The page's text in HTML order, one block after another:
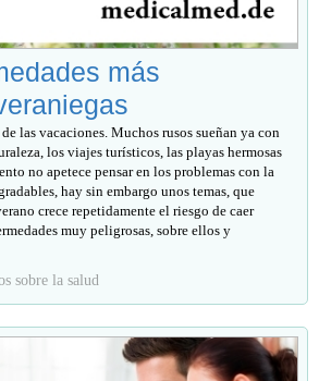
más
las vacaciones. Muchos rusos sueñan ya con
los viajes turísticos, las playas hermosas
no apetece pensar en los problemas con la
hay sin embargo unos temas, que
crece repetidamente el riesgo de caer
muy peligrosas, sobre ellos y
sobre la salud